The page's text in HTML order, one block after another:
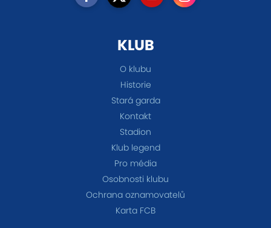
KLUB
O klubu
Historie
Stará garda
Kontakt
Stadion
Klub legend
Pro média
Osobnosti klubu
Ochrana oznamovatelů
Karta FCB